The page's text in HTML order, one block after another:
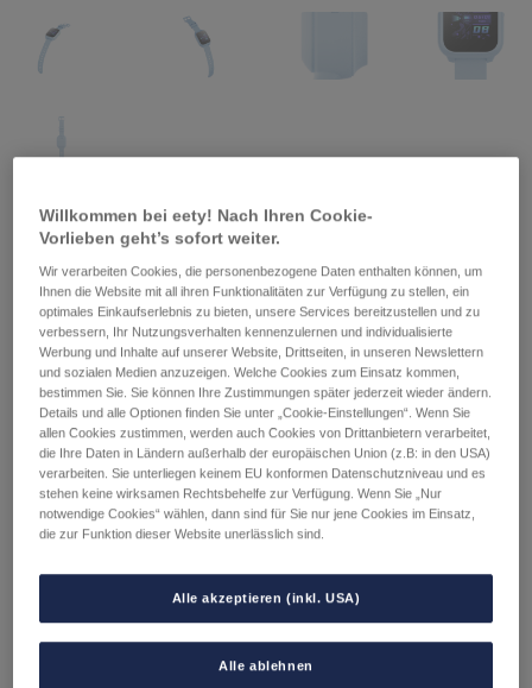
ZTE Kidswatch K2 Blau -
inkl. SIM-Karte mit "Tarif
Basis"
79,90€
inkl. 20 % MwSt. Lieferbedingungen
Im Handumdrehen sicher unterwegs! Schutz- und
Gefahrenzonen wie Schulweg oder
Sicherheitsbereiche lassen sich einfach einrichten
Willkommen bei eety! Nach Ihren Cookie-
Vorlieben geht’s sofort weiter.
Wir verarbeiten Cookies, die personenbezogene Daten enthalten können, um
Ihnen die Website mit all ihren Funktionalitäten zur Verfügung zu stellen, ein
optimales Einkaufserlebnis zu bieten, unsere Services bereitzustellen und zu
verbessern, Ihr Nutzungsverhalten kennenzulernen und individualisierte
Werbung und Inhalte auf unserer Website, Drittseiten, in unseren Newslettern
und sozialen Medien anzuzeigen. Welche Cookies zum Einsatz kommen,
bestimmen Sie. Sie können Ihre Zustimmungen später jederzeit wieder ändern.
Details und alle Optionen finden Sie unter „Cookie-Einstellungen“. Wenn Sie
allen Cookies zustimmen, werden auch Cookies von Drittanbietern verarbeitet,
die Ihre Daten in Ländern außerhalb der europäischen Union (z.B: in den USA)
verarbeiten. Sie unterliegen keinem EU konformen Datenschutzniveau und es
stehen keine wirksamen Rechtsbehelfe zur Verfügung. Wenn Sie „Nur
notwendige Cookies“ wählen, dann sind für Sie nur jene Cookies im Einsatz,
die zur Funktion dieser Website unerlässlich sind.
Alle ablehnen
Alle akzeptieren (inkl. USA)